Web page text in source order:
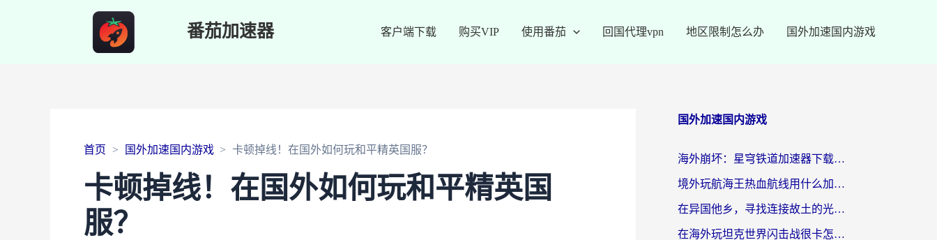
番茄加速器 客户端下载 购买VIP 使用番茄 回国代理vpn 地区限制怎么办 国外加速国内游戏
首页 国外加速国内游戏 卡顿掉线！在国外如何玩和平精英国服？
卡顿掉线！在国外如何玩和平精英国
服？
国外加速国内游戏
海外崩坏：星穹铁道加速器下载安装：一份给游子的终极网络指南
境外玩航海王热血航线用什么加速器？2026海外玩家实测最优方案（附欧洲问道堡垒前线加速技巧）
在异国他乡，寻找连接故土的光明大陆免费加速器
在海外玩坦克世界闪击战很卡怎么办？老玩家亲测有效的加速器选择指南